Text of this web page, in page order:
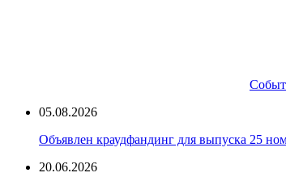
05.08.2026
Объявлен краудфандинг для выпуска 25
20.06.2026